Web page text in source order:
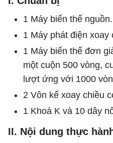
1 Máy biến thế nguồn.
1 Máy phát điện xoay
1 Máy biến thế đơn
một cuộn 500 vòng,
lượt ứng với 1000
2 Vôn kế xoay chiều
1 Khoá K và 10 dây
II. Nội dung thực